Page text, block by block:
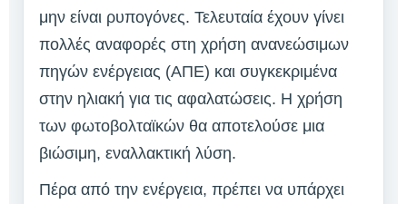
μην είναι ρυπογόνες. Τελευταία έχουν γίνει
πολλές αναφορές στη χρήση ανανεώσιμων
πηγών ενέργειας (ΑΠΕ) και συγκεκριμένα
στην ηλιακή για τις αφαλατώσεις. Η χρήση
των φωτοβολταϊκών θα αποτελούσε μια
βιώσιμη, εναλλακτική λύση.
Πέρα από την ενέργεια, πρέπει να υπάρχει